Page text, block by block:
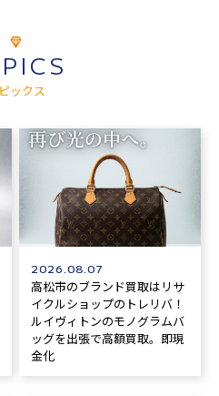
ックス
2026.08.07
高松市のブランド買取はリサ
イクルショップのトレリバ！
ルイヴィトンのモノグラムバ
ッグを出張で高額買取。即現
金化